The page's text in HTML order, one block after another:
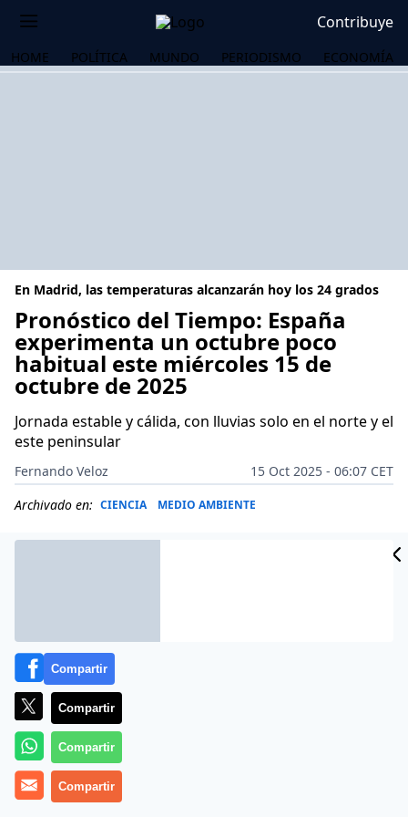
Contribuye
HOME POLÍTICA MUNDO PERIODISMO ECONOMÍA
En Madrid, las temperaturas alcanzarán hoy los 24 grados
Pronóstico del Tiempo: España
experimenta un octubre poco
habitual este miércoles 15 de
octubre de 2025
Jornada estable y cálida, con lluvias solo en el norte y el
este peninsular
Fernando Veloz
15 Oct 2025 - 06:07 CET
Archivado en: CIENCIA MEDIO AMBIENTE
Más información
Compartir
Compartir
Compartir
Compartir